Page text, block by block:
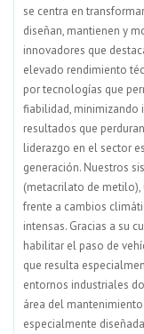
se centra en
diseñan, mantienen y
innovadores que
elevado rendimiento
por tecnologías que
fiabilidad, minimizando
resultados que
liderazgo en el sector
generación. Nuestros
(metacrilato de
frente a cambios
intensas. Gracias a su
habilitar el paso de
que resulta
entornos industriales
área del
especialmente